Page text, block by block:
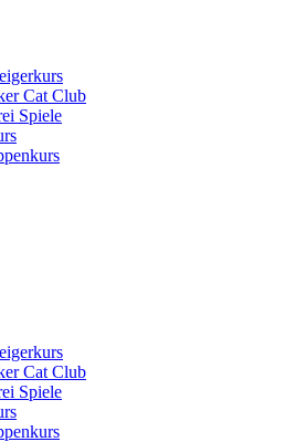
Cat Club
Spiele
Cat Club
Spiele